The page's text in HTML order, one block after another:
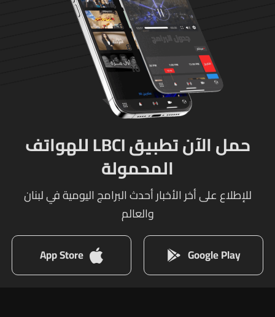
حمل الآن تطبيق LBCI للهواتف
المحمولة
للإطلاع على أخر الأخبار أحدث البرامج اليومية في لبنان
والعالم
Google Play
App Store